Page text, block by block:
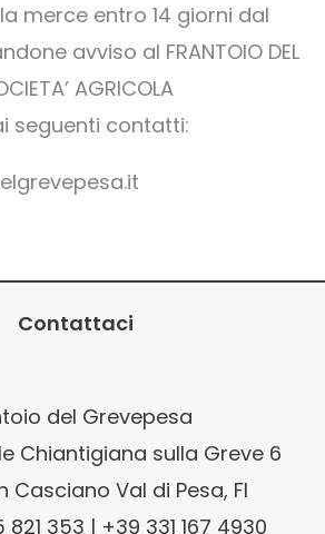
merce entro 14 giorni dal
avviso al FRANTOIO DEL
AGRICOLA
seguenti contatti:
Contattaci
del Grevepesa
Chiantigiana sulla Greve 6
Casciano Val di Pesa, FI
353 | +39 331 167 4930